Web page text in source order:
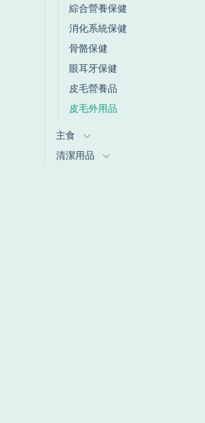
綜合營養保健
消化系統保健
骨骼保健
眼耳牙保健
皮毛營養品
皮毛外用品
主食
清潔用品